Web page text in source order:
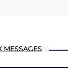
MESSAGES